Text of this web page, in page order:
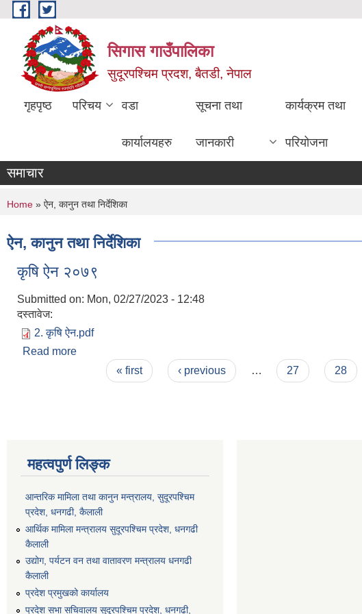
Skip to main content
सिगास गाउँपालिका
सुदूरपश्चिम प्रदश, बैतडी, नेपाल
गृहपृष्ठ परिचय वडा
कार्यालयहरु
सूचना तथा
जानकारी
कार्यक्रम तथा
परियोजना
समाचार
You are here
Home » ऐन, कानुन तथा निर्देशिका
ऐन, कानुन तथा निर्देशिका
कृषि ऐन २०७९
Submitted on: Mon, 02/27/2023 - 12:48
दस्तावेज:
2. कृषि ऐन.pdf
Read more
« first ‹ previous … 27 28
महत्वपुर्ण लिङ्क
आन्तरिक मामिला तथा कानुन मन्त्रालय, सुदूरपश्चिम
प्रदेश, धनगढी, कैलाली
आर्थिक मामिला मन्त्रालय सुदूरपश्चिम प्रदेश, धनगढी
कैलाली
उद्योग, पर्यटन वन तथा वातावरण मन्त्रालय धनगढी
कैलाली
प्रदेश प्रमुखको कार्यालय
प्रदेश सभा सचिवालय सुदूरपश्‍चिम प्रदेश, धनगढी,